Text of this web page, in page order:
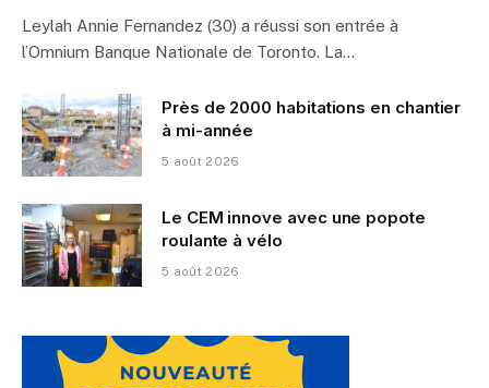
Leylah Annie Fernandez (30) a réussi son entrée à
l’Omnium Banque Nationale de Toronto. La…
Près de 2000 habitations en chantier
à mi-année
5 août 2026
Le CEM innove avec une popote
roulante à vélo
5 août 2026